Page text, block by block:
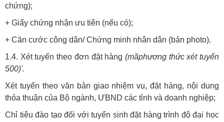
chứng);
+ Giấy chứng nhận ưu tiên (nếu có);
+ Căn cước công dân/ Chứng minh nhân dân (bản photo).
1.4. Xét tuyển theo đơn đặt hàng (mãphương thức xét tuyển
500)'.
Xét tuyển theo văn bản giao nhiệm vụ, đặt hàng, nội dung
thỏa thuận của Bộ ngành, ƯBND các tỉnh và doanh nghiệp;
Chỉ tiêu đào tạo đối với tuyển sinh đặt hàng trình độ đại học